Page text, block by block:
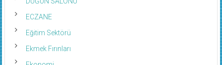
DÜĞÜN SALONU
ECZANE
Eğitim Sektörü
Ekmek Fırınları